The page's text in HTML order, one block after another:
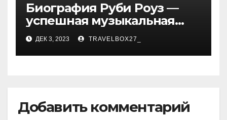
Биография Руби Роуз —
успешная музыкальная
карьера, личная жизнь и
знаковые достижения
ДЕК 3, 2023 TRAVELBOX27_
Добавить комментарий